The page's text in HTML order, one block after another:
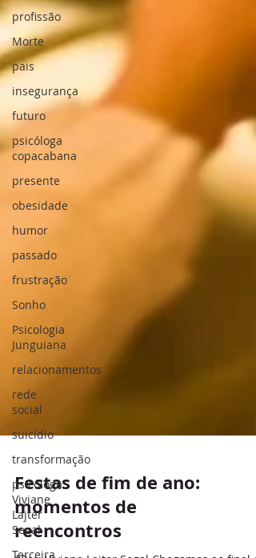
profissão
Morte
pais
insegurança
futuro
psicóloga
copacabana
presente
obesidade
humor
passado
frustração
Sonho
Psicologia
Junguiana
relacionamentos
rede
social
suicídio
transformação
psicóloga
Viviane
Lajter
Segal
Terceira
Festas de fim de ano:
momentos de